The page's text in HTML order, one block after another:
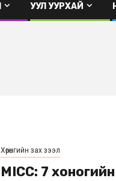
УУЛ УУРХАЙ
Хөрөнгийн зах зээл
MICC: 7